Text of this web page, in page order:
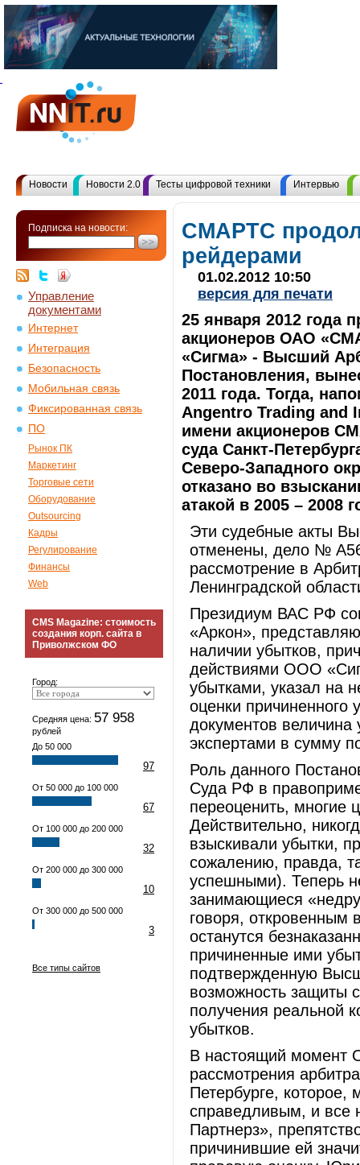
Новости Новости 2.0 Тесты цифровой техники Интервью
Подписка на новости:
Управление
документами
Интернет
Интеграция
Безопасность
Мобильная связь
Фиксированная связь
ПО
Рынок ПК
Маркетинг
Торговые сети
Оборудование
Outsourcing
Кадры
Регулирование
Финансы
Web
CMS Magazine: стоимость
создания корп. сайта в
Приволжском ФО
Город:
Средняя цена: 57 958
рублей
До 50 000
97
От 50 000 до 100 000
67
От 100 000 до 200 000
32
От 200 000 до 300 000
10
От 300 000 до 500 000
3
Все типы сайтов
СМАРТС
рейдерами
01.02.2012 10:50
версия для печати
25 января 2012 года
акционеров ОАО
«Сигма» - Высший
Постановления,
2011 года. Тогда,
Angentro Trading and
имени акционеров
суда Санкт-
Северо-Западного
отказано во
атакой в 2005 – 2008
Эти судебные акты
отменены, дело №
рассмотрение в
Ленинградской
Президиум ВАС РФ
«Аркон»,
наличии убытков,
действиями ООО
убытками, указал на
оценки
документов
экспертами в сумму
Роль данного
Суда РФ в
переоценить, многие
Действительно,
взыскивали убытки,
сожалению, правда,
успешными). Теперь
занимающиеся
говоря, откровенным
останутся
причиненные ими
подтвержденную
возможность защиты
получения реальной
убытков.
В настоящий момент
рассмотрения
Петербурге,
справедливым, и все
Партнерз»,
причинившие ей